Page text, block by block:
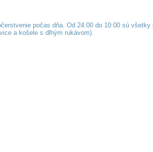
počas dňa. Od 24:00 do 10:00 sú
a košele s dlhým rukávom).